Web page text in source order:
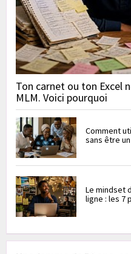
Ton carnet ou ton Excel
MLM. Voici pourquoi
Comment
sans être
Le mindset
ligne : les 7